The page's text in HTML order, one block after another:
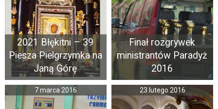
2021 Błękitni – 39
Piesza Pielgrzymka na
Janą Górę
Finał rozgrywek
ministrantów Paradyż
2016
7 marca 2016 23 lutego 2016